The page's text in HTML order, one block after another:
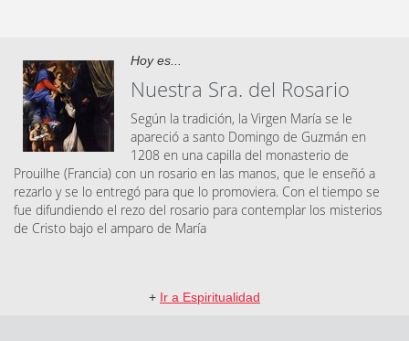
Hoy es...
Nuestra Sra. del Rosario
Según la tradición, la Virgen María se le
apareció a santo Domingo de Guzmán en
1208 en una capilla del monasterio de
Prouilhe (Francia) con un rosario en las manos, que le enseñó a
rezarlo y se lo entregó para que lo promoviera. Con el tiempo se
fue difundiendo el rezo del rosario para contemplar los misterios
de Cristo bajo el amparo de María
+ Ir a Espiritualidad